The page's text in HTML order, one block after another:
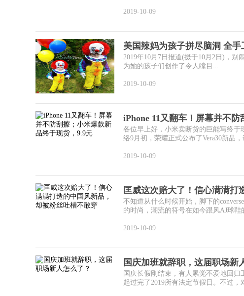
2019-10-09
美国辣妈为孩子拼尽脑洞 全
2019年10月7日报道(摄于10月2日)，别
为她的孩子们创作了令人瞠目...
2019-10-09
iPhone 11又翻车！屏幕并不防
各位早上好，小米卖断货的巨能写终于
络9月初，荣耀正式公布了Vera30新品
2019-10-09
匡威这次赔大了！信心满满打
不知道从什么时候开始，脚下的
的时尚，潮流的符号在如今跟风AJ球鞋
2019-10-09
国庆加班就辞职，这届职场新
国庆长假刚结束，有人累觉不爱地回
起过完了2019所有法定节假日。不过